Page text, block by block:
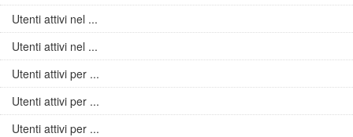
Utenti attivi nel ...
Utenti attivi nel ...
Utenti attivi per ...
Utenti attivi per ...
Utenti attivi per ...